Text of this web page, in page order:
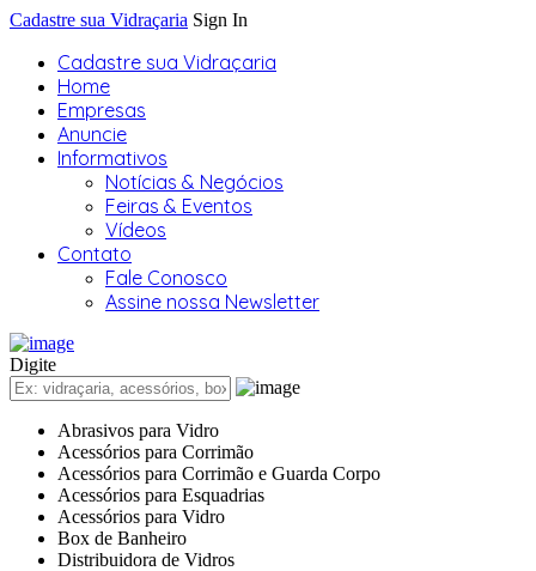
Cadastre sua Vidraçaria Sign In
Cadastre sua Vidraçaria
Home
Empresas
Anuncie
Informativos
Notícias & Negócios
Feiras & Eventos
Vídeos
Contato
Fale Conosco
Assine nossa Newsletter
Digite
Abrasivos para Vidro
Acessórios para Corrimão
Acessórios para Corrimão e Guarda Corpo
Acessórios para Esquadrias
Acessórios para Vidro
Box de Banheiro
Distribuidora de Vidros